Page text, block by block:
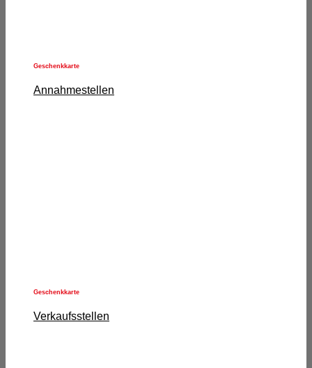
Geschenkkarte
Annahmestellen
Geschenkkarte
Verkaufsstellen